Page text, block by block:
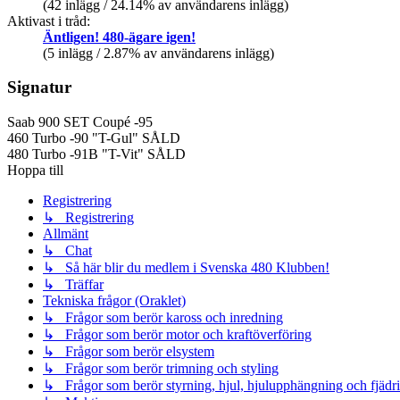
(42 inlägg / 24.14% av användarens inlägg)
Aktivast i tråd:
Äntligen! 480-ägare igen!
(5 inlägg / 2.87% av användarens inlägg)
Signatur
Saab 900 SET Coupé -95
460 Turbo -90 "T-Gul" SÅLD
480 Turbo -91B "T-Vit" SÅLD
Hoppa till
Registrering
↳ Registrering
Allmänt
↳ Chat
↳ Så här blir du medlem i Svenska 480 Klubben!
↳ Träffar
Tekniska frågor (Oraklet)
↳ Frågor som berör kaross och inredning
↳ Frågor som berör motor och kraftöverföring
↳ Frågor som berör elsystem
↳ Frågor som berör trimning och styling
↳ Frågor som berör styrning, hjul, hjulupphängning och